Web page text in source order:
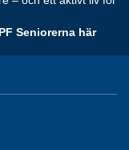
Seniorerna här